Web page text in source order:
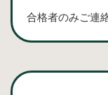
合格者のみご連